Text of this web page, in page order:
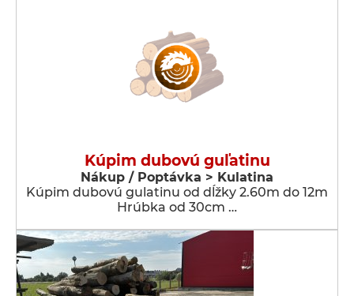
Kúpim dubovú guľatinu
Nákup / Poptávka > Kulatina
Kúpim dubovú gulatinu od dĺžky 2.60m do 12m
Hrúbka od 30cm …